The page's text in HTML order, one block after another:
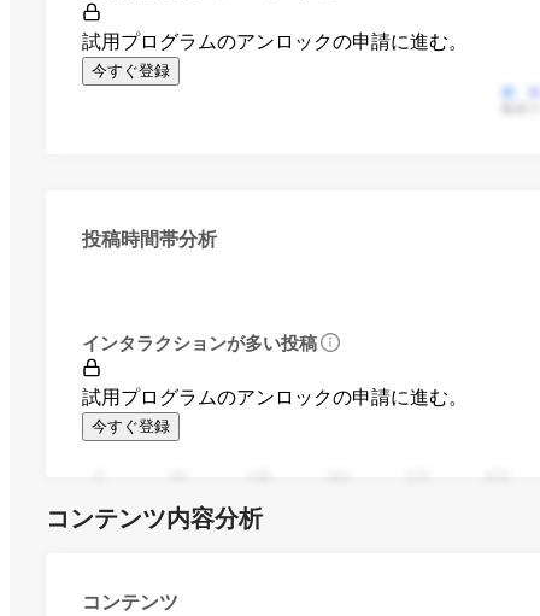
試用プログラムのアンロックの申請に進む。
今すぐ登録
投稿時間帯分析
インタラクションが多い投稿
試用プログラムのアンロックの申請に進む。
今すぐ登録
コンテンツ内容分析
コンテンツ